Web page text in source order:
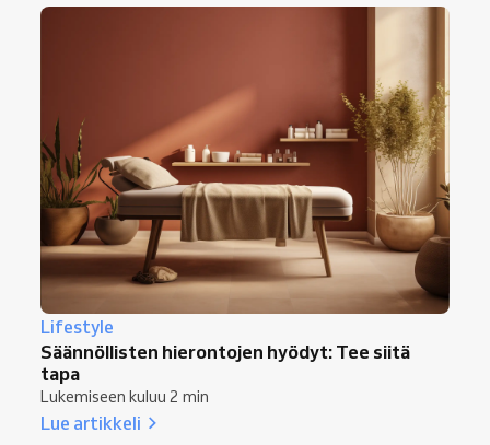
Lifestyle
Säännöllisten hierontojen hyödyt: Tee siitä
tapa
Lukemiseen kuluu 2 min
Lue artikkeli